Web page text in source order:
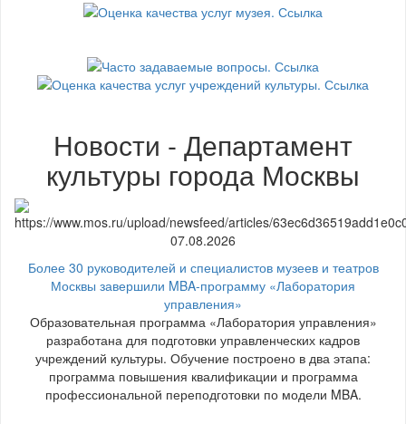
Новости - Департамент
культуры города Москвы
07.08.2026
Более 30 руководителей и специалистов музеев и театров
Москвы завершили MBA-программу «Лаборатория
управления»
Образовательная программа «Лаборатория управления»
разработана для подготовки управленческих кадров
учреждений культуры. Обучение построено в два этапа:
программа повышения квалификации и программа
профессиональной переподготовки по модели MBA.